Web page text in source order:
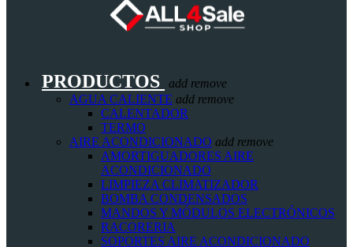
PRODUCTOS add remove
AGUA CALIENTE add remove
CALENTADOR
TERMO
AIRE ACONDICIONADO add remove
AMORTIGUADORES AIRE
ACONDICIONADO
LIMPIEZA CLIMATIZADOR
BOMBA CONDENSADOS
MANDOS Y MÓDULOS ELECTRÓNICOS
RACORERIA
SOPORTES AIRE ACONDICIONADO